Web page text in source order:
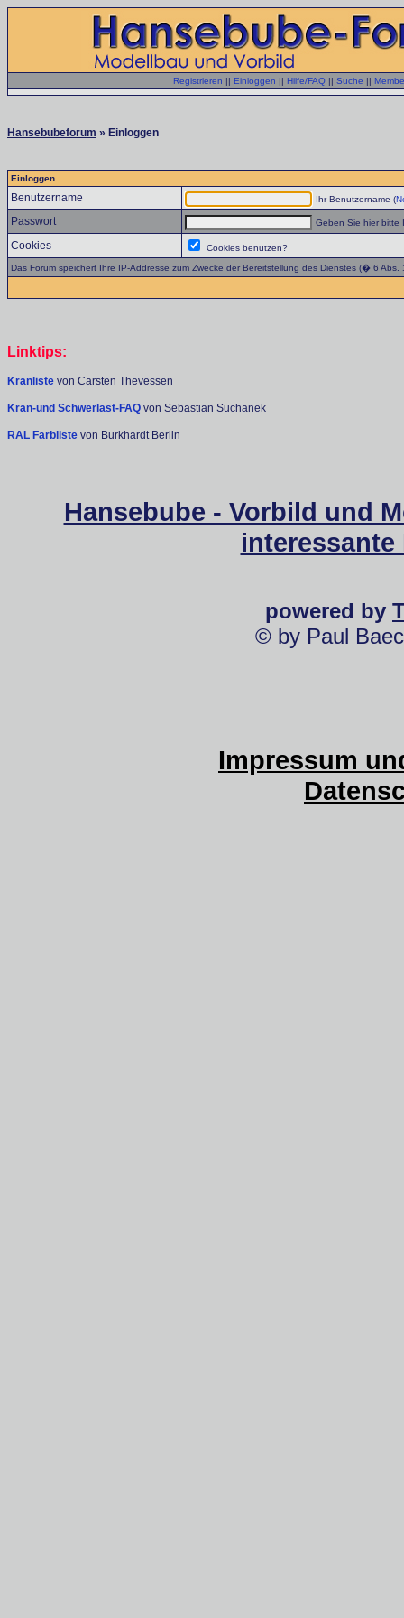
Registrieren || Einloggen || Hilfe/FAQ || Suche ||
Hansebubeforum » Einloggen
Einloggen
Benutzername Ihr Benutzername (
Passwort Geben Sie hier bitte
Cookies
Cookies benutzen?
Das Forum speichert Ihre IP-Addresse zum Zwecke der Bereitstellung des Dienstes (� 6
Linktips:
Kranliste von Carsten Thevessen
Kran-und Schwerlast-FAQ von Sebastian Suchanek
RAL Farbliste von Burkhardt Berlin
Hansebube - Vorbild und
powered by
© by Paul
Impressum